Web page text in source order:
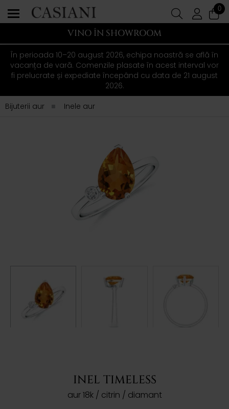
0
VINO ÎN SHOWROOM
În perioada 10–20 august 2026, echipa noastră se află în
vacanța de vară. Comenzile plasate în acest interval vor
fi prelucrate și expediate începând cu data de 21 august
2026.
Bijuterii aur
Inele aur
INEL TIMELESS
aur 18k / citrin / diamant